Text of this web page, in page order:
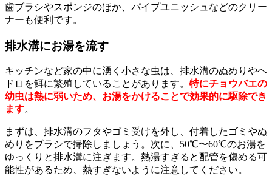
歯ブラシやスポンジのほか、パイプユニッシュなどのクリー
ナーも便利です。
排水溝にお湯を流す
キッチンなど家の中に湧く小さな虫は、排水溝のぬめりやヘ
ドロを餌に繁殖していることがあります。 特にチョウバエの
幼虫は熱に弱いため、お湯をかけることで効果的に駆除でき
ます。
まずは、排水溝のフタやゴミ受けを外し、付着したゴミやぬ
めりをブラシで掃除しましょう。次に、50℃〜60℃のお湯を
ゆっくりと排水溝に注ぎます。熱湯すぎると配管を傷める可
能性があるため、熱すぎないように注意してください。